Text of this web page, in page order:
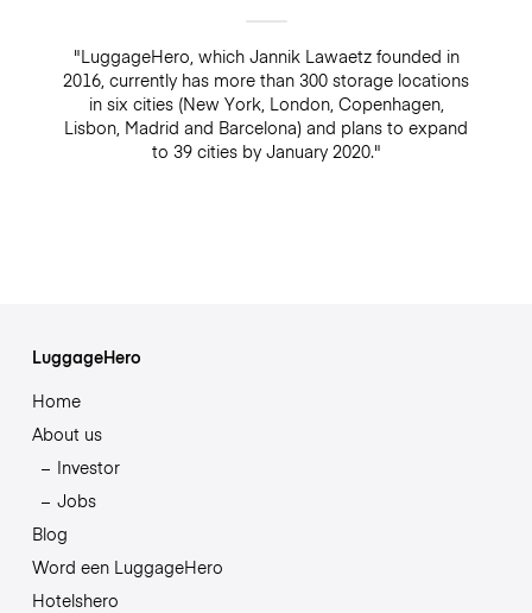
"LuggageHero, which Jannik Lawaetz founded in
2016, currently has more than 300 storage locations
in six cities (New York, London, Copenhagen,
Lisbon, Madrid and Barcelona) and plans to expand
to 39 cities by January 2020."
LuggageHero
Home
About us
Investor
Jobs
Blog
Word een LuggageHero
Hotelshero